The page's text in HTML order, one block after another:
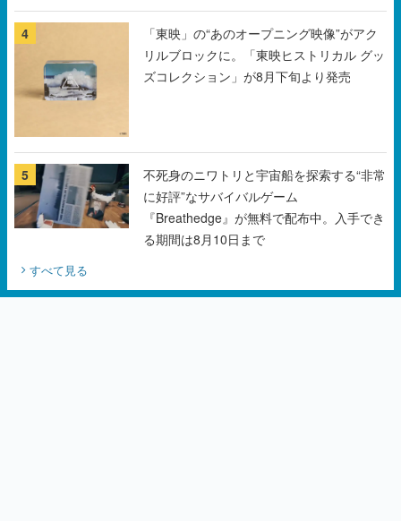
チェコのプロ野球選手から称賛の声
4
「東映」の“あのオープニング映像”がアク
リルブロックに。「東映ヒストリカル グッ
ズコレクション」が8月下旬より発売
5
不死身のニワトリと宇宙船を探索する“非常
に好評”なサバイバルゲーム
『Breathedge』が無料で配布中。入手でき
る期間は8月10日まで
すべて見る